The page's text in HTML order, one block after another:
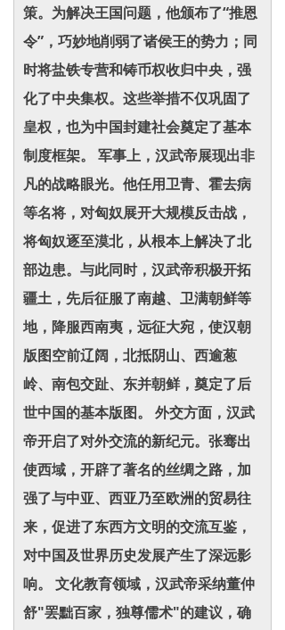
策。为解决王国问题，他颁布了“推恩
令”，巧妙地削弱了诸侯王的势力；同
时将盐铁专营和铸币权收归中央，强
化了中央集权。这些举措不仅巩固了
皇权，也为中国封建社会奠定了基本
制度框架。 军事上，汉武帝展现出非
凡的战略眼光。他任用卫青、霍去病
等名将，对匈奴展开大规模反击战，
将匈奴逐至漠北，从根本上解决了北
部边患。与此同时，汉武帝积极开拓
疆土，先后征服了南越、卫满朝鲜等
地，降服西南夷，远征大宛，使汉朝
版图空前辽阔，北抵阴山、西逾葱
岭、南包交趾、东并朝鲜，奠定了后
世中国的基本版图。 外交方面，汉武
帝开启了对外交流的新纪元。张骞出
使西域，开辟了著名的丝绸之路，加
强了与中亚、西亚乃至欧洲的贸易往
来，促进了东西方文明的交流互鉴，
对中国及世界历史发展产生了深远影
响。 文化教育领域，汉武帝采纳董仲
舒"罢黜百家，独尊儒术"的建议，确